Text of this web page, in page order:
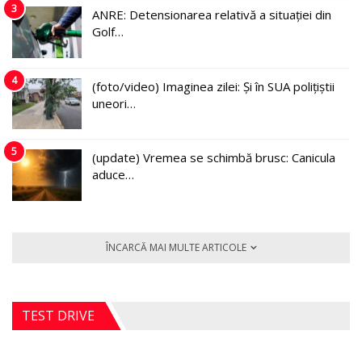
3
ANRE: Detensionarea relativă a situației din
Golf…
4
(foto/video) Imaginea zilei: Și în SUA polițiștii
uneori…
5
(update) Vremea se schimbă brusc: Canicula
aduce…
ÎNCARCĂ MAI MULTE ARTICOLE
TEST DRIVE